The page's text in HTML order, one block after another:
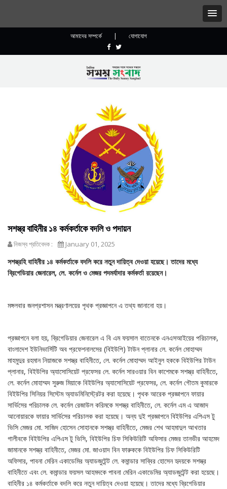
আমাদের সম্পর্কে | যোগাযোগ
সশস্ত্র বাহিনীর ১৪ কর্মকর্তাকে বদলি ও পদায়ন
নিজস্ব প্রতিবেদক : January 01, 2025
সশস্ত্রহি বাহিনীর ১৪ কর্মকর্তাকে বদলি করে নতুন দায়িত্ব দেওয়া হয়েছে। তাদের মধ্যে
ব্রিগেডিয়ার জেনারেল, লে. কর্নেল ও মেজর পদমর্যাদার কর্মকর্তা রয়েছেন।
মঙ্গলবার জনপ্রশাসন মন্ত্রণালয়ের পৃথক প্রজ্ঞাপনে এ তথ্য জানানো হয়।
প্রজ্ঞাপনে বলা হয়, ব্রিগেডিয়ার জেনারেল এ বি এম ফয়সাল বাতেনকে এনএসআইয়ের পরিচালক,
বাংলাদেশ ইউনিভার্সিটি অব প্রফেশনালসের (বিইউপি) টাউন প্লানার লে. কর্নেল মোহাম্মদ
মাহমুদুর রহমান নিয়াজকে সশস্ত্র বাহিনীতে, লে. কর্নেল মোহাম্মদ আইনুল হককে বিইউপির টাউন
প্লানার, বিইউপির অ্যাসোসিয়েট প্রফেসর লে. কর্নেল সারওয়ার বিন কাশেমকে সশস্ত্র বাহিনীতে,
লে. কর্নেল মোহাম্মদ সুরুজ মিয়াকে বিইউপির অ্যাসোসিয়েট প্রফেসর, লে. কর্নেল গৌতম কুমারকে
বিইউপির সিনিয়র সিস্টেম অ্যাডমিনিস্ট্রেটর করা হয়েছে। পৃথক আরেক প্রজ্ঞাপনে ফায়ার
সার্ভিসের পরিচালক লে. কর্নেল রেজাউল করিমকে সশস্ত্র বাহিনীতে, লে. কর্নেল এম এ আজাদ
আনোয়ারকে ফায়ার সার্ভিসের পরিচালক করা হয়েছে। অন্য দুই প্রজ্ঞাপনে বিইউপির এপিএস টু
ভিসি মেজর মো. সাজিদ হোসেন সোহানকে সশস্ত্র বাহিনীতে, মেজর শেখ আহমাদুল আখতার
গালীবকে বিইউপির এপিএস টু ভিসি, বিইউপির চিফ সিকিউরিটি অফিসার মেজর তানভীর আহমেদ
জামানকে সশস্ত্র বাহিনীতে, মেজর মো. জাওয়াদ বিন ফারুককে বিইউপির চিফ সিকিউরিটি
অফিসার, পাবনা মেরিন একাডেমির অ্যাডজুটেন্ট লে. কমান্ডার সাব্বির হোসেন হৃদয়কে সশস্ত্র
বাহিনীতে এবং লে. কমান্ডার ফয়সল আহমদকে পাবনা মেরিন একাডেমির অ্যাডজুটেন্ট করা হয়েছে।
বাহিনীর ১৪ কর্মকর্তাকে বদলি করে নতুন দায়িত্ব দেওয়া হয়েছে। তাদের মধ্যে ব্রিগেডিয়ার